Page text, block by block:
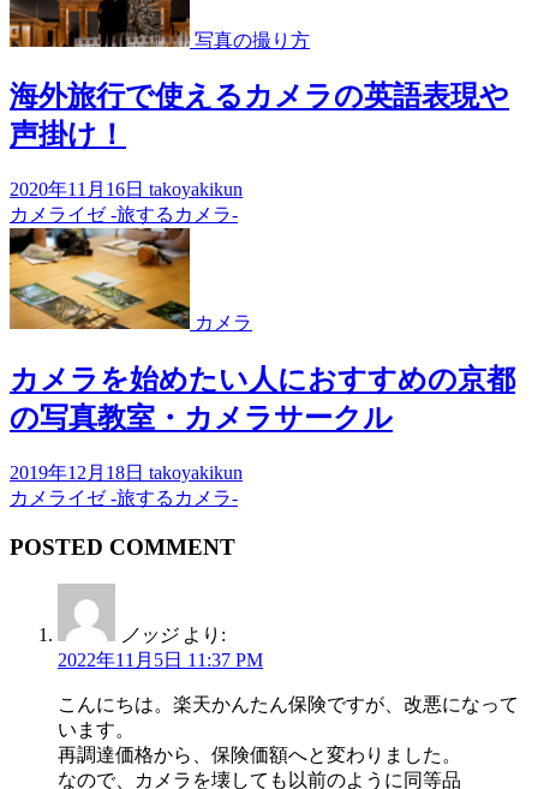
写真の撮り方
海外旅行で使えるカメラの英語表現や
声掛け！
2020年11月16日 takoyakikun
カメライゼ -旅するカメラ-
カメラ
カメラを始めたい人におすすめの京都
の写真教室・カメラサークル
2019年12月18日 takoyakikun
カメライゼ -旅するカメラ-
POSTED COMMENT
ノッジ より:
2022年11月5日 11:37 PM
こんにちは。楽天かんたん保険ですが、改悪になって
います。
再調達価格から、保険価額へと変わりました。
なので、カメラを壊しても以前のように同等品